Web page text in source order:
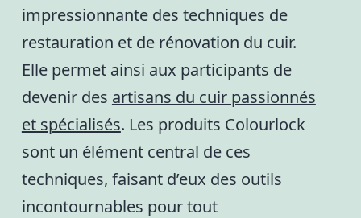
impressionnante des techniques de
restauration et de rénovation du cuir.
Elle permet ainsi aux participants de
devenir des artisans du cuir passionnés
et spécialisés. Les produits Colourlock
sont un élément central de ces
techniques, faisant d’eux des outils
incontournables pour tout